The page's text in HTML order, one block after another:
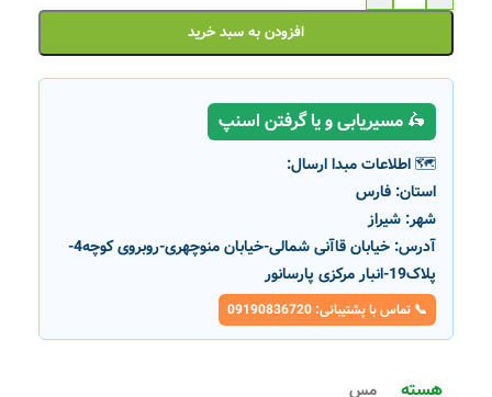
افزودن به سبد خرید
🛵 مسیریابی و یا گرفتن اسنپ
🗺️ اطلاعات مبدا ارسال:
استان: فارس
شهر: شیراز
آدرس:
خیابان قاآنی شمالی-خیابان منوچهری-روبروی کوچه4-
پلاک19-انبار مرکزی پارسانور
📞 تماس با پشتیبانی: 09190836720
هسته مس